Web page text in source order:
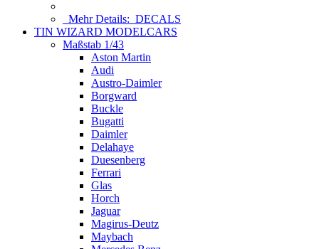
Mehr Details: DECALS
TIN WIZARD MODELCARS
Maßstab 1/43
Aston Martin
Audi
Austro-Daimler
Borgward
Buckle
Bugatti
Daimler
Delahaye
Duesenberg
Ferrari
Glas
Horch
Jaguar
Magirus-Deutz
Maybach